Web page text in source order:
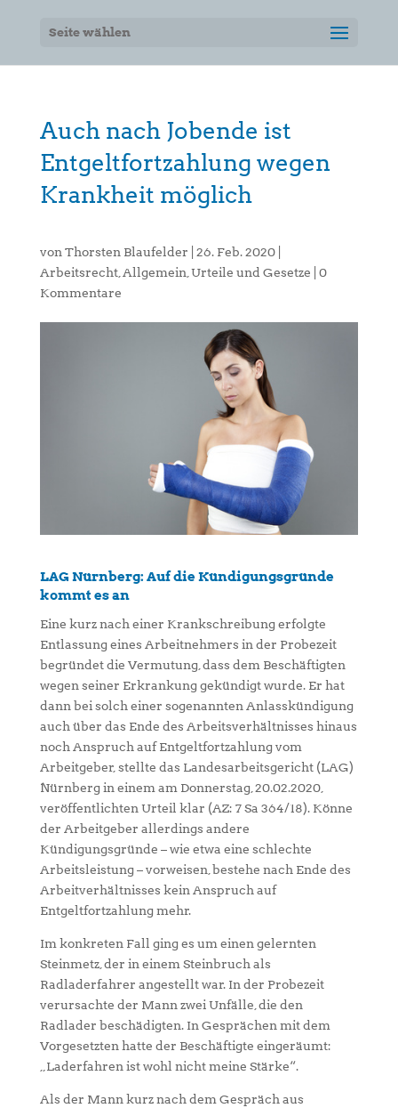
Seite wählen
Auch nach Jobende ist
Entgeltfortzahlung wegen
Krankheit möglich
von Thorsten Blaufelder 26. Feb. 2020|
Arbeitsrecht, Allgemein Urteile und Gesetze
0
Kommentare
LAG Nürnberg: Auf die Kündigungsgründe
kommt es an
Eine kurz nach einer Krankschreibung erfolgte
Entlassung eines Arbeitnehmers in der Probezeit
begründet die Vermutung, dass dem Beschäftigten
wegen seiner Erkrankung gekündigt wurde. Er hat
dann bei solch einer sogenannten Anlasskündigung
auch über das Ende des Arbeitsverhältnisses hinaus
noch Anspruch auf Entgeltfortzahlung vom
Arbeitgeber, stellte das Landesarbeitsgericht (LAG)
Nürnberg in einem am Donnerstag, 20.02.2020,
veröffentlichten Urteil klar (AZ: 7 Sa 364/18). Könne
der Arbeitgeber allerdings andere
Kündigungsgründe – wie etwa eine schlechte
Arbeitsleistung – vorweisen, bestehe nach Ende des
Arbeitverhältnisses kein Anspruch auf
Entgeltfortzahlung mehr.
Im konkreten Fall ging es um einen gelernten
Steinmetz, der in einem Steinbruch als
Radladerfahrer angestellt war. In der Probezeit
verursachte der Mann zwei Unfälle, die den
Radlader beschädigten. In Gesprächen mit dem
Vorgesetzten hatte der Beschäftigte eingeräumt:
„Laderfahren ist wohl nicht meine Stärke“.
Als der Mann kurz nach dem Gespräch aus